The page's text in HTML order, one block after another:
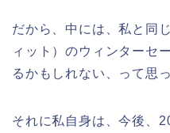
だから、中には、私と同
ィット）のウィンターセ
るかもしれない、って思
それに私自身は、今後、